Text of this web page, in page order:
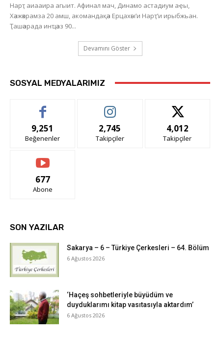
Нарҭ аиааира агыит. Афинал мач, Динамо астадиум аҿы,
Хәажәкрамза 20 амш, акомандақәа Ерцахәы’и Нарҭ’и ирыбжьан.
Ҭашәарада инҵәаз 90...
Devamını Göster
SOSYAL MEDYALARIMIZ
9,251
Beğenenler
2,745
Takipçiler
4,012
Takipçiler
677
Abone
SON YAZILAR
Sakarya – 6 – Türkiye Çerkesleri – 64. Bölüm
6 Ağustos 2026
‘Haçeş sohbetleriyle büyüdüm ve
duyduklarımı kitap vasıtasıyla aktardım’
6 Ağustos 2026